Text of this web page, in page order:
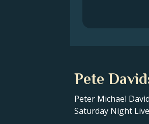
Pete
Peter Michael
Saturday Night